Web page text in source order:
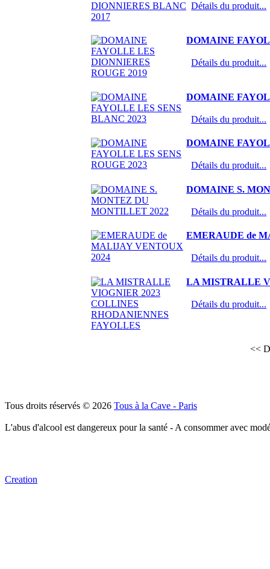
Détails du produit...
DOMAINE
Détails du produit...
DOMAINE
Détails du produit...
DOMAINE
Détails du produit...
DOMAINE S.
Détails du produit...
EMERAUDE de
Détails du produit...
LA MISTRALLE
Détails du produit...
<<
Tous droits réservés © 2026 Tous à la Cave - Paris
L'abus d'alcool est dangereux pour la santé - A consommer avec
Creation